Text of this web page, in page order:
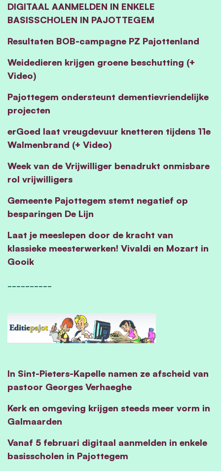
DIGITAAL AANMELDEN IN ENKELE
BASISSCHOLEN IN PAJOTTEGEM
Resultaten BOB-campagne PZ Pajottenland
Weidedieren krijgen groene beschutting (+
Video)
Pajottegem ondersteunt dementievriendelijke
projecten
erGoed laat vreugdevuur knetteren tijdens 11e
Walmenbrand (+ Video)
Week van de Vrijwilliger benadrukt onmisbare
rol vrijwilligers
Gemeente Pajottegem stemt negatief op
besparingen De Lijn
Laat je meeslepen door de kracht van
klassieke meesterwerken! Vivaldi en Mozart in
Gooik
In Sint-Pieters-Kapelle namen ze afscheid van
pastoor Georges Verhaeghe
Kerk en omgeving krijgen steeds meer vorm in
Galmaarden
Vanaf 5 februari digitaal aanmelden in enkele
basisscholen in Pajottegem